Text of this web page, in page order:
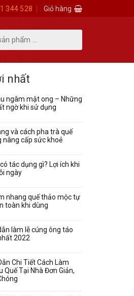
344 528 Giỏ hàng
nhất
ngâm mật ong – Những
ngờ khi sử dụng
và cách pha trà quế
nâng cấp sức khoẻ
tác dụng gì? Lợi ích khi
ngày
nhang quế thảo mộc tự
toàn khi dùng
làm lễ cúng ông táo
2022
Chi Tiết Cách Làm
Quế Tại Nhà Đơn Giản,